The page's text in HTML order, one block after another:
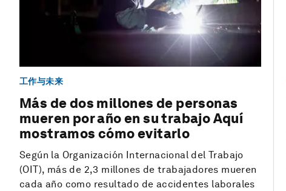
工作与未来
Más de dos millones de personas
mueren por año en su trabajo Aquí
mostramos cómo evitarlo
Según la Organización Internacional del Trabajo
(OIT), más de 2,3 millones de trabajadores mueren
cada año como resultado de accidentes laborales